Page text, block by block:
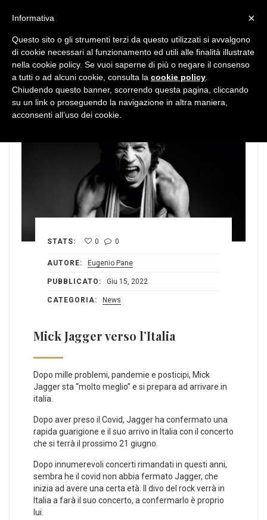
STATS: 0 0
AUTORE: Eugenio Pane
PUBBLICATO: Giu 15, 2022
CATEGORIA: News
Mick Jagger verso l’Italia
Dopo mille problemi, pandemie e posticipi, Mick
Jagger sta “molto meglio” e si prepara ad arrivare in
italia.
Dopo aver preso il Covid, Jagger ha confermato una
rapida guarigione e il suo arrivo in Italia con il concerto
che si terrà il prossimo 21 giugno.
Dopo innumerevoli concerti rimandati in questi anni,
sembra he il covid non abbia fermato Jagger, che
inizia ad avere una certa età. Il divo del rock verrà in
Italia a farà il suo concerto, a confermarlo è proprio
lui.
×
Informativa
Questo sito o gli strumenti terzi da questo utilizzati si avvalgono
di cookie necessari al funzionamento ed utili alle finalità illustrate
nella cookie policy. Se vuoi saperne di più o negare il consenso
a tutti o ad alcuni cookie, consulta la cookie policy
Chiudendo questo banner, scorrendo questa pagina, cliccando
su un link o proseguendo la navigazione in altra maniera,
acconsenti all’uso dei cookie.